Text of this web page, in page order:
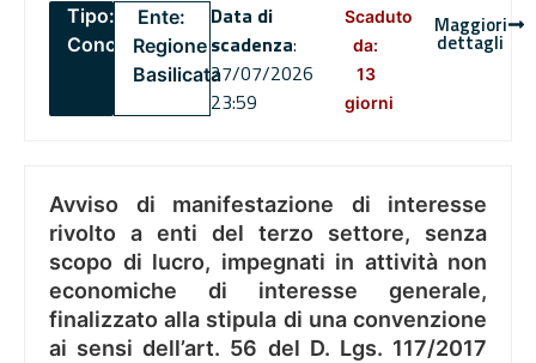
Tipo:
Concorsi
Ente:
Regione
Basilicata
Data di
scadenza:
27/07/2026
23:59
Scaduto
da:
13
giorni
Maggiori
dettagli
Avviso di manifestazione di interesse
rivolto a enti del terzo settore, senza
scopo di lucro, impegnati in attività non
economiche di interesse generale,
finalizzato alla stipula di una convenzione
ai sensi dell’art. 56 del D. Lgs. 117/2017